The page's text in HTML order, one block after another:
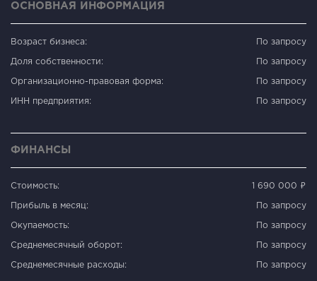
ОСНОВНАЯ ИНФОРМАЦИЯ
Возраст бизнеса: По запросу
Доля собственности: По запросу
Организационно-правовая форма: По запросу
ИНН предприятия: По запросу
ФИНАНСЫ
Стоимость: 1 690 000 ₽
Прибыль в месяц: По запросу
Окупаемость: По запросу
Среднемесячный оборот: По запросу
Среднемесячные расходы: По запросу